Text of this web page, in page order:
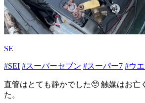
SE
#SEI #スーパーセブン #スーパー7 #ウ
直管はとても静かでした🥺 触媒はお亡
た。